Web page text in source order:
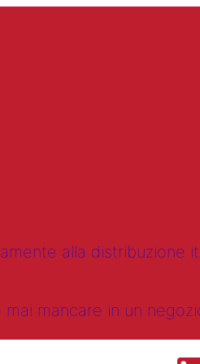
alla distribuzione
mancare in un